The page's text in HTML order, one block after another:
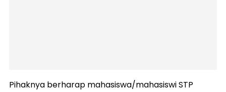
Pihaknya berharap mahasiswa/mahasiswi STP